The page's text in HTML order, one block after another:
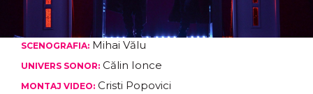
SCENOGRAFIA: Mihai Vălu
UNIVERS SONOR: Călin Ionce
MONTAJ VIDEO: Cristi Popovici